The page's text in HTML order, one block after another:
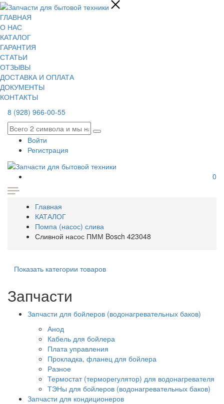
ГЛАВНАЯ
О НАС
КАТАЛОГ
ГАРАНТИЯ
СТАТЬИ
ОТЗЫВЫ
ДОСТАВКА И ОПЛАТА
ДОКУМЕНТЫ
КОНТАКТЫ
8 (928) 966-00-55
Войти
Регистрация
0
Главная
КАТАЛОГ
Помпа (насос) слива
Сливной насос ПММ Bosch 423048
Показать категории товаров
Запчасти
Запчасти для бойлеров (водонагревательных баков)
Анод
Кабель для бойлера
Плата управления
Прокладка, фланец для бойлера
Разное
Термостат (терморегулятор) для водонагревателя
ТЭНы для бойлеров (водонагревательных баков)
Запчасти для кондиционеров